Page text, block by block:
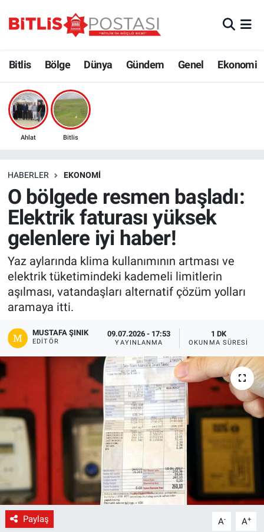
Bitlis Bölge Dünya Gündem Genel Ekonomi
Ahlat Bitlis
HABERLER EKONOMI
O bölgede resmen başladı:
Elektrik faturası yüksek
gelenlere iyi haber!
Yaz aylarında klima kullanımının artması ve
elektrik tüketimindeki kademeli limitlerin
aşılması, vatandaşları alternatif çözüm yolları
aramaya itti.
MUSTAFA ŞINIK
EDITÖR
09.07.2026 - 17:53
YAYINLANMA
1 DK
OKUNMA SÜRESI
Paylaş A- A+
Bölge
Çevre
Eğitim
Ekonomi
Genel
Gündem
Kültür-Sanat
Magazin
Resmi İlanlar
Spor
Yerel
Bitlis Trafik Yoğunluk Haritası
Süper Lig Puan Durumu ve Fikstür
Son Dakika Haberleri
Haber Arşivi